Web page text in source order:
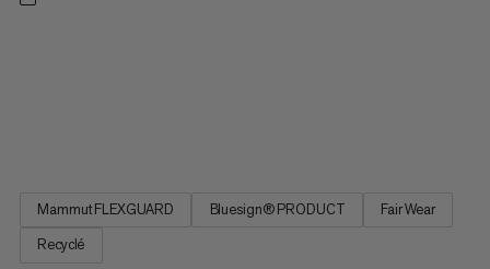
Mammut FLEXGUARD Bluesign® PRODUCT
Fair Wear
Recyclé